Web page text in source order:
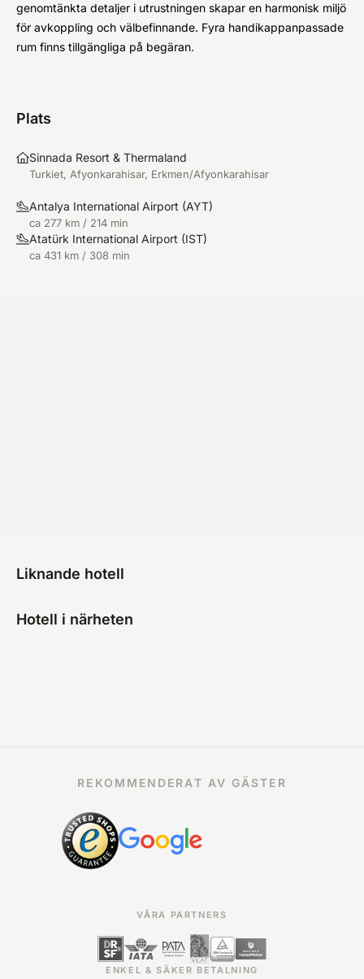
genomtänkta detaljer i utrustningen skapar en harmonisk miljö
för avkoppling och välbefinnande. Fyra handikappanpassade
rum finns tillgängliga på begäran.
Plats
Sinnada Resort & Thermaland
Turkiet, Afyonkarahisar, Erkmen/Afyonkarahisar
Antalya International Airport (AYT)
ca 277 km / 214 min
Atatürk International Airport (IST)
ca 431 km / 308 min
Liknande hotell
Hotell i närheten
REKOMMENDERAT AV GÄSTER
VÅRA PARTNERS
ENKEL & SÄKER BETALNING